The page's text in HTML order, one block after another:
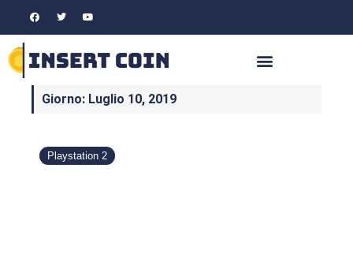
Giorno: Luglio 10, 2019
Playstation 2